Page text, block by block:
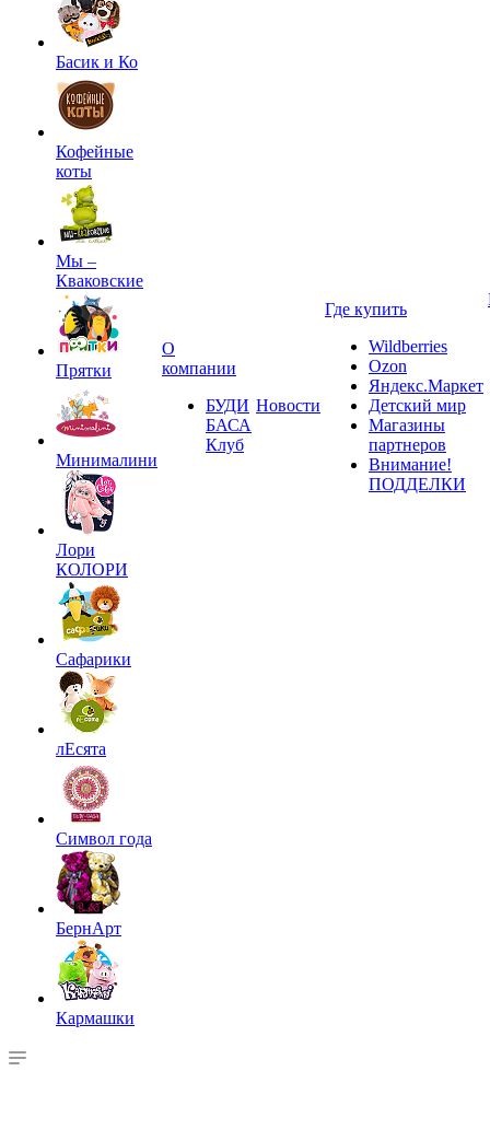
Басик и Ко
Кофейные
коты
Мы –
Кваковские
Прятки
Минималини
Лори
КОЛОРИ
Сафарики
лЕсята
Символ года
БернАрт
Кармашки
О
компании
БУДИ
БАСА
Клуб
Новости
Где купить
Wildberries
Ozon
Яндекс.Маркет
Детский мир
Магазины
партнеров
Внимание!
ПОДДЕЛКИ